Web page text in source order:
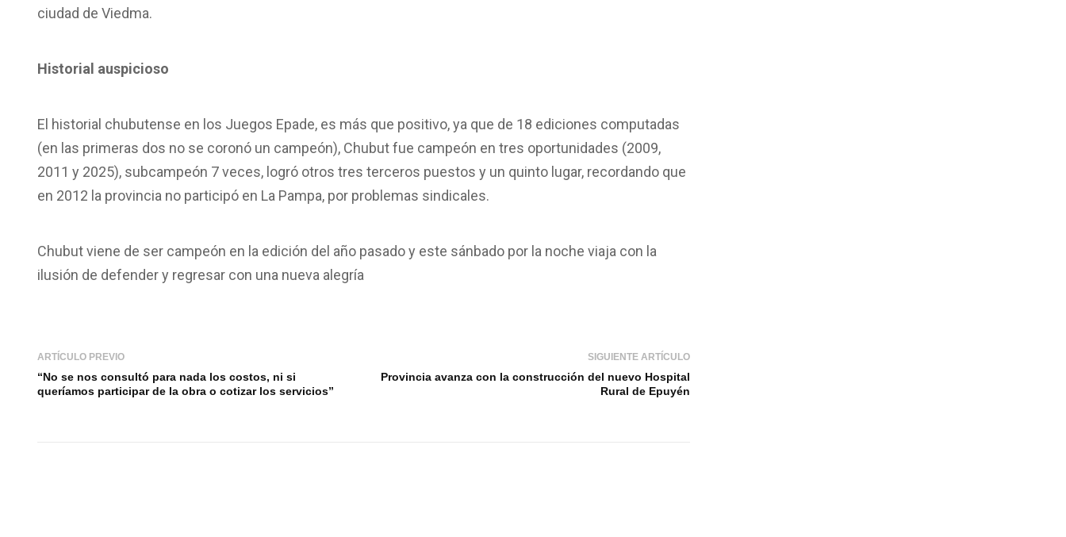
ciudad de Viedma.
Historial auspicioso
El historial chubutense en los Juegos Epade, es más que positivo, ya que de 18 ediciones computadas
(en las primeras dos no se coronó un campeón), Chubut fue campeón en tres oportunidades (2009,
2011 y 2025), subcampeón 7 veces, logró otros tres terceros puestos y un quinto lugar, recordando que
en 2012 la provincia no participó en La Pampa, por problemas sindicales.
Chubut viene de ser campeón en la edición del año pasado y este sánbado por la noche viaja con la
ilusión de defender y regresar con una nueva alegría
ARTÍCULO PREVIO
“No se nos consultó para nada los costos, ni si
queríamos participar de la obra o cotizar los servicios”
SIGUIENTE ARTÍCULO
Provincia avanza con la construcción del nuevo Hospital
Rural de Epuyén